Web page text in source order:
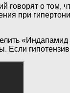
говорят о том,
при
«Индапамид
Если